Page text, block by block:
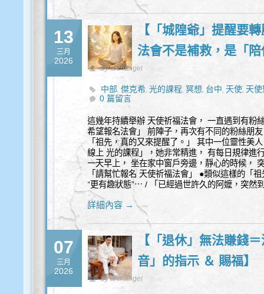
13
三月
2026
【「城隍爺」提醒要
法會不是補救，是「
by archangel
中部,傑克希,光的課程,冥想, 台中, 天使, 天
能量,覺察
0 篇留言
這幾年持續舉辦 天使祈福法會， 一直遇到有粉
希望報名法會」 前陣子，再次有不同的粉絲朋
「祖先，真的又來提醒了。」 其中一位靈性美
線上 光的課程」，她非常精進， 有每日規律進
一天早上， 坐在家中窗戶旁邊，靜心的時候，
「請幫忙報名 天使祈福法會」 ●類似這樣的「
“更有趣狀態”⋯ / 「已經過世許久的阿嬤，突然
詳細內容 →
07
三月
2026
【「退休」無法賺錢
音」的指示 ＆ 賜福】
by archangel